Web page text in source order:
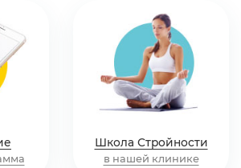
Школа Стройности
в нашей клинике